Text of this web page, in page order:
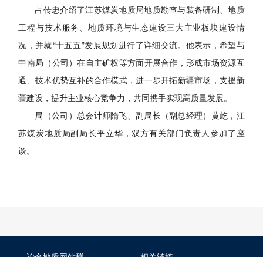
占传忠介绍了江苏煤炭地质局地质勘查与装备研制、地质
工程与技术服务、地质环境与生态建设三大主业板块建设情
况，并就“十五五”发展规划进行了详细交流。他表示，希望与
中南局（公司）在自主矿权等方面开展合作，形成市场资源互
通、技术优势互补的合作模式，进一步开拓新疆市场，支援新
疆建设，提升主业核心竞争力，共同携手实现高质量发展。
局（公司）总会计师隋飞、副局长（副总经理）黄屹，江
苏煤炭地质局副局长平立华，双方有关部门负责人参加了座
谈。